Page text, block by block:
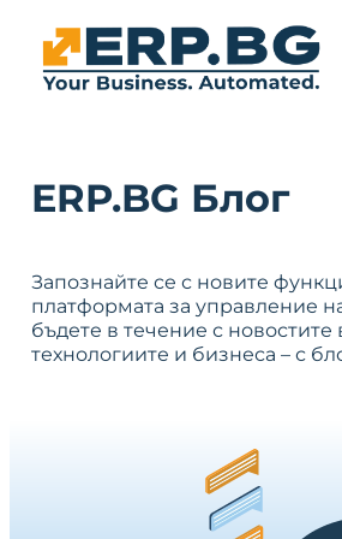
ERP.BG Блог
Запознайте се с новите
платформата за управление
бъдете в течение с
технологиите и бизнеса – с